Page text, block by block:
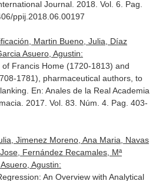
Journal. 2018. Vol. 6. Pag.
ppij.2018.06.00197
Martin Bueno, Julia, Díaz
Asuero, Agustin:
Francis Home (1720-1813) and
1781), pharmaceutical authors, to
En: Anales de la Real Academia
. 2017. Vol. 83. Núm. 4. Pag. 403-
Jimenez Moreno, Ana Maria, Navas
Fernández Recamales, Mª
Agustin:
An Overview with Analytical